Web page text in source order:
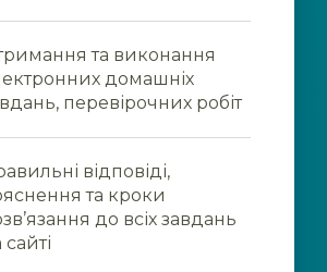
та виконання
домашніх
перевірочних робіт
відповіді,
та кроки
до всіх завдань
сайті